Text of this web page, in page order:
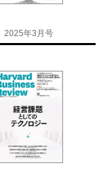
2025年3月号